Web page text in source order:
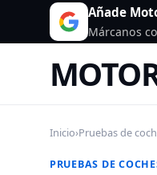
Añade
Márcanos
Inicio›Pruebas de
PRUEBAS DE